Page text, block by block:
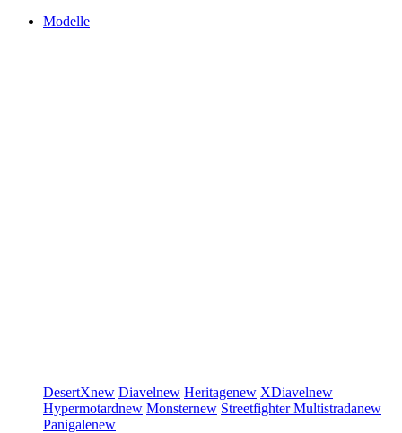
Modelle
DesertXnew Diavelnew Heritagenew XDiavelnew
Hypermotardnew Monsternew StreetfighterMultistradanew
Panigalenew